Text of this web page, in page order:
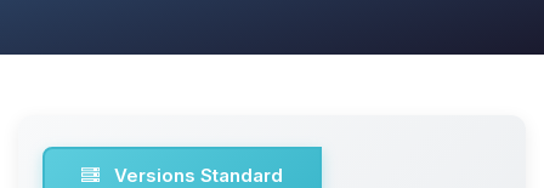
Versions Standard